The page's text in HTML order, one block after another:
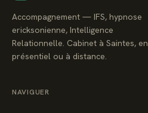
Accompagnement — IFS, hypnose
ericksonienne, Intelligence
Relationnelle. Cabinet à Saintes, en
présentiel ou à distance.
NAVIGUER